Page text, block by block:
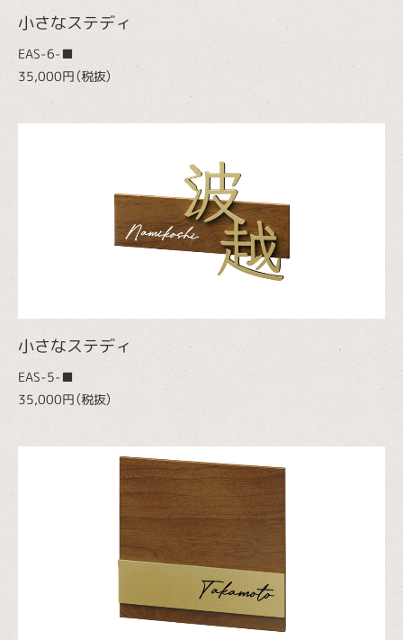
小さなステディ
EAS-6-■
35,000円（税抜）
小さなステディ
EAS-5-■
35,000円（税抜）